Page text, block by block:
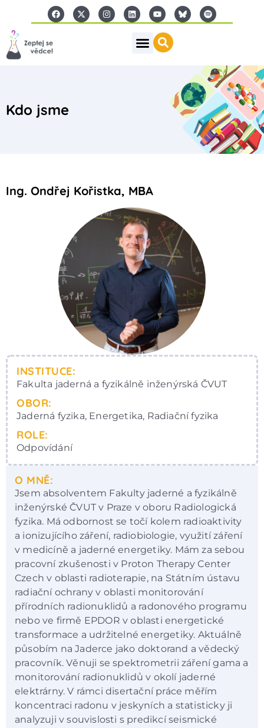
Kdo jsme
Ing. Ondřej Kořistka, MBA
INSTITUCE:
Fakulta jaderná a fyzikálně inženýrská ČVUT
OBOR:
Jaderná fyzika, Energetika, Radiační fyzika
ROLE:
Odpovídání
O MNĚ:
Jsem absolventem Fakulty jaderné a fyzikálně
inženýrské ČVUT v Praze v oboru Radiologická
fyzika. Má odbornost se točí kolem radioaktivity
a ionizujícího záření, radiobiologie, využití záření
v medicíně a jaderné energetiky. Mám za sebou
pracovní zkušenosti v Proton Therapy Center
Czech v oblasti radioterapie, na Státním ústavu
radiační ochrany v oblasti monitorování
přírodních radionuklidů a radonového programu
nebo ve firmě EPDOR v oblasti energetické
transformace a udržitelné energetiky. Aktuálně
působím na Jaderce jako doktorand a vědecký
pracovník. Věnuji se spektrometrii záření gama a
monitorování radionuklidů v okolí jaderné
elektrárny. V rámci disertační práce měřím
koncentraci radonu v jeskyních a statisticky ji
analyzuji v souvislosti s predikcí seismické